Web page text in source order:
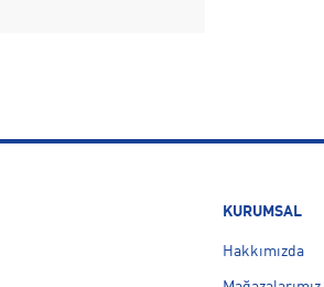
KURUMSAL
Hakkımızda